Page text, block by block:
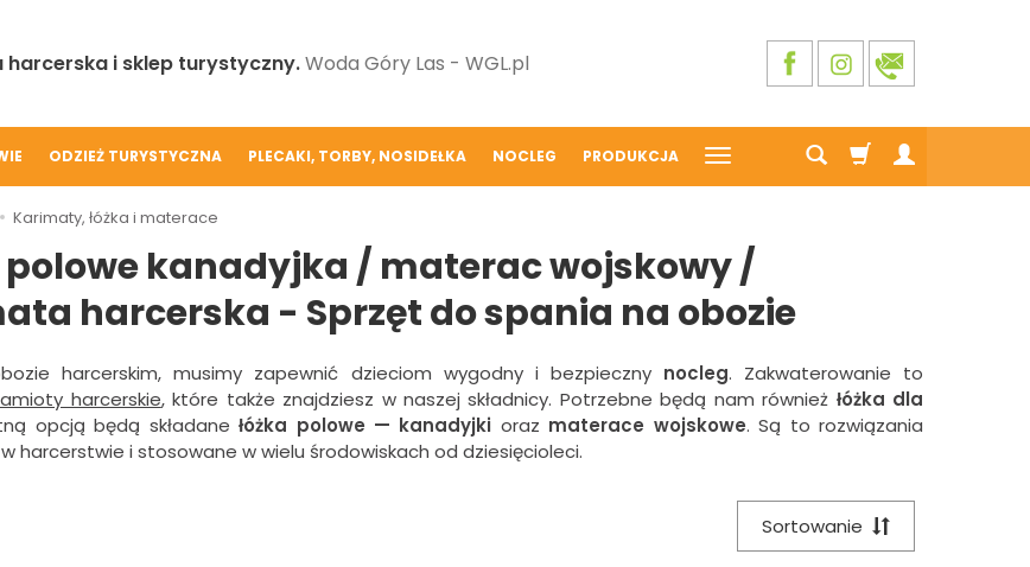
harcerska i sklep turystyczny.Woda Góry Las - WGL.pl
ODZIEŻ TURYSTYCZNA PLECAKI, TORBY, NOSIDEŁKA NOCLEG PRODUKCJA
Karimaty, łóżka i materace
polowe kanadyjka / materac wojskowy /
harcerska - Sprzęt do spania na obozie
harcerskim, musimy zapewnić dzieciom wygodny i bezpieczny nocleg. Zakwaterowanie to
harcerskie, które także znajdziesz w naszej składnicy. Potrzebne będą nam również łóżka dla
opcją będą składanełóżka polowe — kanadyjki oraz materace wojskowe. Są to rozwiązania
harcerstwie i stosowane w wielu środowiskach od dziesięcioleci.
Sortowanie